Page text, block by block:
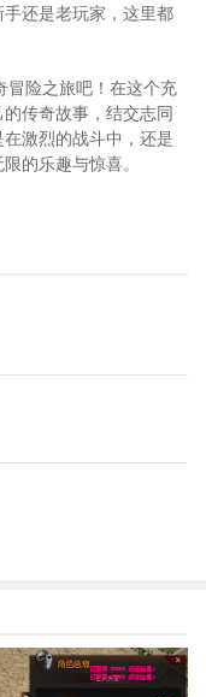
还是老玩家，这里都
冒险之旅吧！在这个充
传奇故事，结交志同
激烈的战斗中，还是
的乐趣与惊喜。